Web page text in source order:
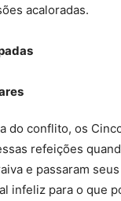
acaloradas.
do conflito, os
refeições
e passaram
infeliz para o que